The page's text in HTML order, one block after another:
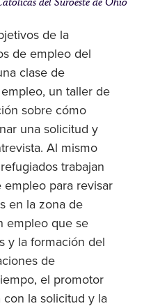
de la
de empleo del
clase de
un taller de
sobre cómo
una solicitud y
Al mismo
trabajan
para revisar
en la zona de
empleo que se
y la formación del
de
el promotor
la solicitud y la